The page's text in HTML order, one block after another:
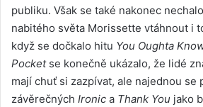
publiku. Však se také nakonec
nabitého světa Morissette vtáhnout i
když se dočkalo hitu You Oughta
Pocketse konečně ukázalo, že lidé
mají chuť si zazpívat, ale najednou se
závěrečných Ironic a Thank You jako